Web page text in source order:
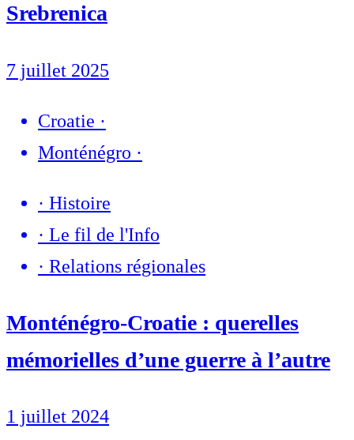
Srebrenica
7 juillet 2025
Croatie ·
Monténégro ·
· Histoire
· Le fil de l'Info
· Relations régionales
Monténégro-Croatie : querelles
mémorielles d’une guerre à l’autre
1 juillet 2024